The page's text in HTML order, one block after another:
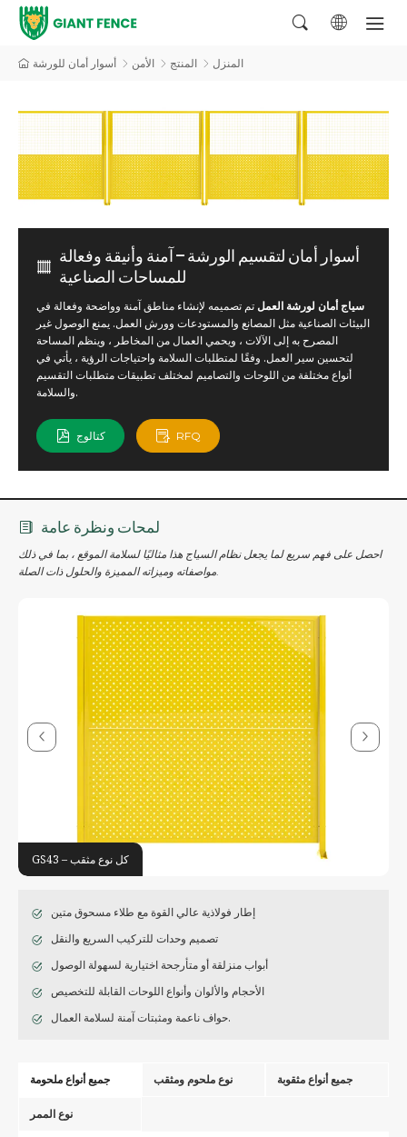
المنزل المنتج الأمن أسوار أمان للورشة
أسوار أمان لتقسيم الورشة — آمنة وأنيقة وفعالة
للمساحات الصناعية
سياج أمان لورشة العمل تم تصميمه لإنشاء مناطق آمنة وواضحة وفعالة في
البيئات الصناعية مثل المصانع والمستودعات وورش العمل. يمنع الوصول غير
المصرح به إلى الآلات ، ويحمي العمال من المخاطر ، وينظم المساحة
لتحسين سير العمل. وفقًا لمتطلبات السلامة واحتياجات الرؤية ، يأتي في
أنواع مختلفة من اللوحات والتصاميم لمختلف تطبيقات متطلبات التقسيم
والسلامة.
كتالوج RFQ
لمحات ونظرة عامة
احصل على فهم سريع لما يجعل نظام السياج هذا مثاليًا لسلامة الموقع ، بما في ذلك
مواصفاته وميزاته المميزة والحلول ذات الصلة.
GS43 – كل نوع مثقب
إطار فولاذية عالي القوة مع طلاء مسحوق متين
تصميم وحدات للتركيب السريع والنقل
أبواب منزلقة أو متأرجحة اختيارية لسهولة الوصول
الأحجام والألوان وأنواع اللوحات القابلة للتخصيص
حواف ناعمة ومثبتات آمنة لسلامة العمال.
جميع أنواع ملحومة نوع ملحوم ومثقب جميع أنواع مثقوبة
نوع الممر